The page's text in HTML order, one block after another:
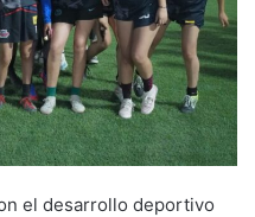
el desarrollo deportivo